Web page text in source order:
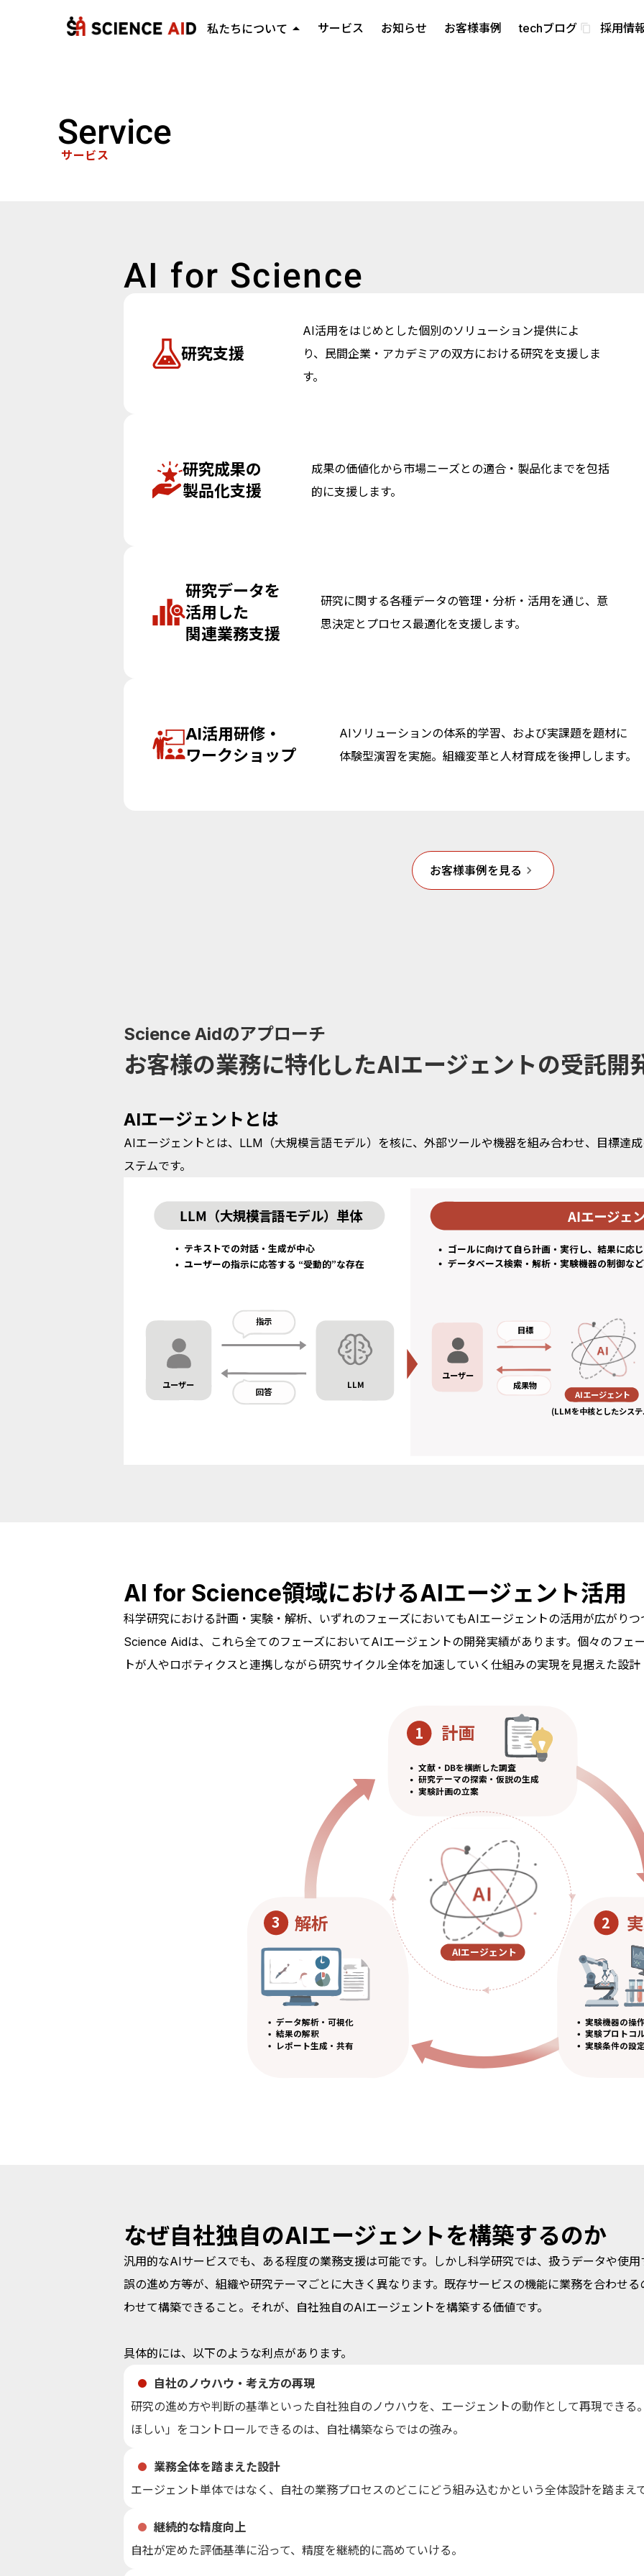
私たちについて arrow_drop_up サービス お知らせ お客様事例 techブログ content_copy 採用情
Service
サービス
AI for Science
研究支援
AI活用をはじめとした個別のソリューション提供によ
り、民間企業・アカデミアの双方における研究を支援しま
す。
研究成果の
製品化支援
成果の価値化から市場ニーズとの適合・製品化までを包括
的に支援します。
研究データを
活用した
関連業務支援
研究に関する各種データの管理・分析・活用を通じ、意
思決定とプロセス最適化を支援します。
AI活用研修・
ワークショップ
AIソリューションの体系的学習、および実課題を題材に
体験型演習を実施。組織変革と人材育成を後押しします。
お客様事例を見る keyboard_arrow_right
Science Aidのアプローチ
お客様の業務に特化したAIエージェントの受託開
AIエージェントとは
AIエージェントとは、LLM（大規模言語モデル）を核に、外部ツールや機器を組み合わせ、目標達
ステムです。
ユーザー LLM
回答
指示
テキストでの対話・生成が中心
ユーザーの指示に応答する “受動的”な存在
LLM（大規模言語モデル）単体
(LLMを中核としたシス
AIエージェント
成果物
目標
ユーザー
ゴールに向けて自ら計画・実行し、結果に応
データベース検索・解析・実験機器の制御な
AIエージェ
AI for Science領域におけるAIエージェント活用
科学研究における計画・実験・解析、いずれのフェーズにおいてもAIエージェントの活用が広がりつ
Science Aidは、これら全てのフェーズにおいてAIエージェントの開発実績があります。個々のフェ
トが人やロボティクスと連携しながら研究サイクル全体を加速していく仕組みの実現を見据えた設
計画
解析
文献・DBを横断した調査
研究テーマの探索・仮説の生成
実験計画の立案
実験機器の操
実験プロトコ
実験条件の設
データ解析・可視化
結果の解釈
レポート生成・共有
AIエージェント
1
2
3
なぜ自社独自のAIエージェントを構築するのか
汎用的なAIサービスでも、ある程度の業務支援は可能です。しかし科学研究では、扱うデータや使
誤の進め方等が、組織や研究テーマごとに大きく異なります。既存サービスの機能に業務を合わせ
わせて構築できること。それが、自社独自のAIエージェントを構築する価値です。
具体的には、以下のような利点があります。
自社のノウハウ・考え方の再現
研究の進め方や判断の基準といった自社独自のノウハウを、エージェントの動作として再現できる
ほしい」をコントロールできるのは、自社構築ならではの強み。
業務全体を踏まえた設計
エージェント単体ではなく、自社の業務プロセスのどこにどう組み込むかという全体設計を踏まえ
継続的な精度向上
自社が定めた評価基準に沿って、精度を継続的に高めていける。